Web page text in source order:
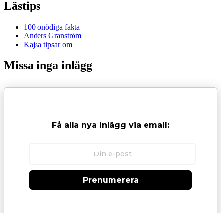
Lästips
100 onödiga fakta
Anders Granström
Kajsa tipsar om
Missa inga inlägg
Få alla nya inlägg via email:
Prenumerera